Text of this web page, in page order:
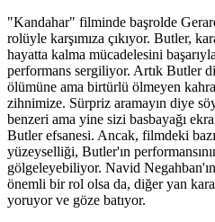
"Kandahar" filminde başrolde
rolüyle karşımıza çıkıyor. Butler,
hayatta kalma mücadelesini
performans sergiliyor. Artık Butler
ölümüne ama birtürlü ölmeyen
zihnimize. Sürpriz aramayın diye
benzeri ama yine sizi basbayağı
Butler efsanesi. Ancak, filmdeki
yüzeyselliği, Butler'ın
gölgeleyebiliyor. Navid
önemli bir rol olsa da, diğer yan
yoruyor ve göze batıyor.